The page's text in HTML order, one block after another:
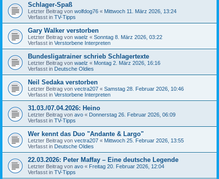
Schlager-Spaß
Letzter Beitrag von wolfdog76 « Mittwoch 11. März 2026, 13:24
Verfasst in TV-Tipps
Gary Walker verstorben
Letzter Beitrag von waelz « Sonntag 8. März 2026, 03:22
Verfasst in Verstorbene Interpreten
Bundesligatrainer schrieb Schlagertexte
Letzter Beitrag von waelz « Montag 2. März 2026, 16:16
Verfasst in Deutsche Oldies
Neil Sedaka verstorben
Letzter Beitrag von vectra207 « Samstag 28. Februar 2026, 10:46
Verfasst in Verstorbene Interpreten
31.03./07.04.2026: Heino
Letzter Beitrag von avo « Donnerstag 26. Februar 2026, 06:09
Verfasst in TV-Tipps
Wer kennt das Duo "Andante & Largo"
Letzter Beitrag von vectra207 « Mittwoch 25. Februar 2026, 13:55
Verfasst in Deutsche Oldies
22.03.2026: Peter Maffay – Eine deutsche Legende
Letzter Beitrag von avo « Freitag 20. Februar 2026, 12:04
Verfasst in TV-Tipps